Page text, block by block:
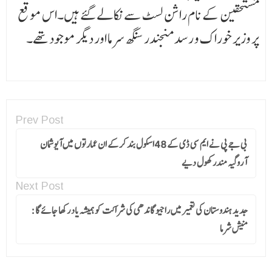
مستحقین کے نام راشن لسٹ سے نکالے گئے ہیں۔اس موقع
پر وزیر خوراک و رسد منجندر سنگھ سرما اور دیگر موجود تھے۔
Prev Post
بی جے پی نے ایم سی ڈی کے 48اسکول بند کرکے ان عمارتوں میں آیوشمان
آروگیہ مندر کھول دیے
Next Post
جدید ہندوستان کی تعمیر میں راجیو گاندھی کی شراکت کو ہمیشہ یاد رکھا جائے گا :
منیش شرما